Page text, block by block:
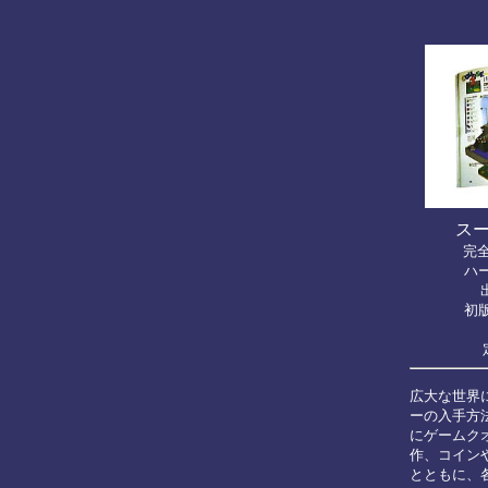
ス
完
ハ
初
広大な世界
ーの入手方
にゲームク
作、コイン
とともに、